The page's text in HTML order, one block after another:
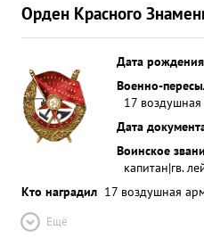
Орден Красного
Дата рождения
Военно-
17
Дата
Воинское
капитан|гв.
Кто наградил 17 воздушная
Ещё